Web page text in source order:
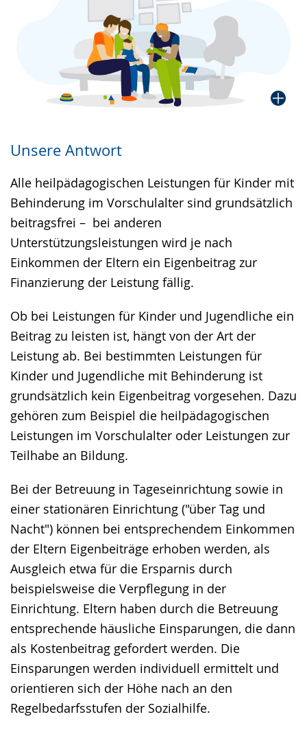
Unsere Antwort
Alle heilpädagogischen Leistungen für Kinder mit
Behinderung im Vorschulalter sind grundsätzlich
beitragsfrei – bei anderen
Unterstützungsleistungen wird je nach
Einkommen der Eltern ein Eigenbeitrag zur
Finanzierung der Leistung fällig.
Ob bei Leistungen für Kinder und Jugendliche ein
Beitrag zu leisten ist, hängt von der Art der
Leistung ab. Bei bestimmten Leistungen für
Kinder und Jugendliche mit Behinderung ist
grundsätzlich kein Eigenbeitrag vorgesehen. Dazu
gehören zum Beispiel die heilpädagogischen
Leistungen im Vorschulalter oder Leistungen zur
Teilhabe an Bildung.
Bei der Betreuung in Tageseinrichtung sowie in
einer stationären Einrichtung ("über Tag und
Nacht") können bei entsprechendem Einkommen
der Eltern Eigenbeiträge erhoben werden, als
Ausgleich etwa für die Ersparnis durch
beispielsweise die Verpflegung in der
Einrichtung. Eltern haben durch die Betreuung
entsprechende häusliche Einsparungen, die dann
als Kostenbeitrag gefordert werden. Die
Einsparungen werden individuell ermittelt und
orientieren sich der Höhe nach an den
Regelbedarfsstufen der Sozialhilfe.